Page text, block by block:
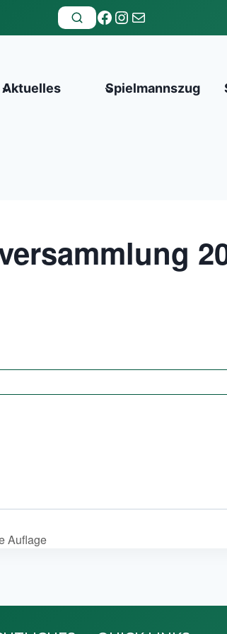
Facebook
Instagram
E-Mail
Aktuelles Spielmannszug
Auflage